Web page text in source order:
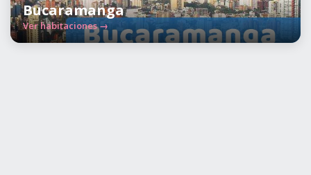
Bucaramanga
Ver habitaciones →